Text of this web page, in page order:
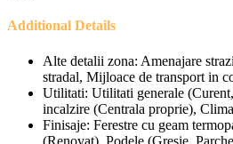
Additional Details
Alte detalii zona: Amenajare
stradal, Mijloace de transport in
Utilitati: Utilitati generale
incalzire (Centrala proprie),
Finisaje: Ferestre cu geam
(Renovat), Podele (Gresie,